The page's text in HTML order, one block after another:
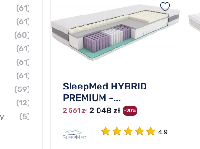
(61)
(61)
(60)
(61)
(61)
(61)
(59)
(12)
(5)
SleepMed HYBRID
PREMIUM -...
2 561 zł 2 048 zł -20%
4.9